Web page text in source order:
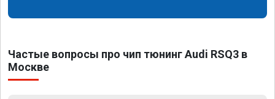
Частые вопросы про чип тюнинг Audi RSQ3 в
Москве